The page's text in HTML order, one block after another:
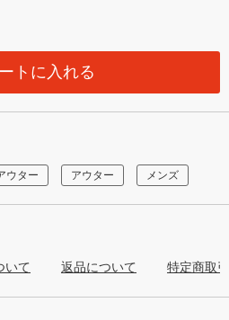
トに入れる
ウター アウター メンズ
いて 返品について 特定商取